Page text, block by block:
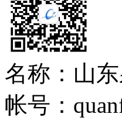
名称：山
帐号：